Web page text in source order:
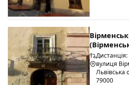
вулиця
Львівська
79000